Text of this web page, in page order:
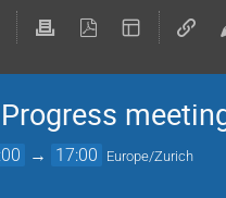
→ 17:00 Europe/Zurich